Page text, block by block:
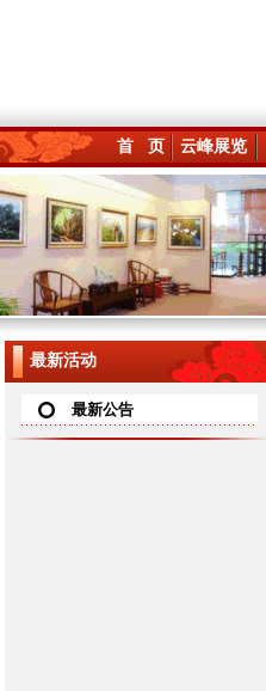
首 页 云峰展览
最新活动
最新公告